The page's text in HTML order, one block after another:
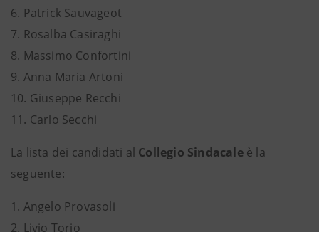
6. Patrick Sauvageot
7. Rosalba Casiraghi
8. Massimo Confortini
9. Anna Maria Artoni
10. Giuseppe Recchi
11. Carlo Secchi
La lista dei candidati al Collegio Sindacaleè la
seguente:
1. Angelo Provasoli
2. Livio Torio